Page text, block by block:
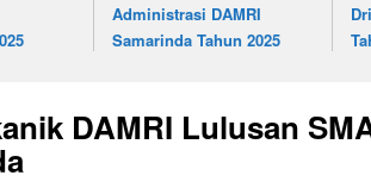
Administrasi DAMRI
Samarinda Tahun 2025
DAMRI Lulusan